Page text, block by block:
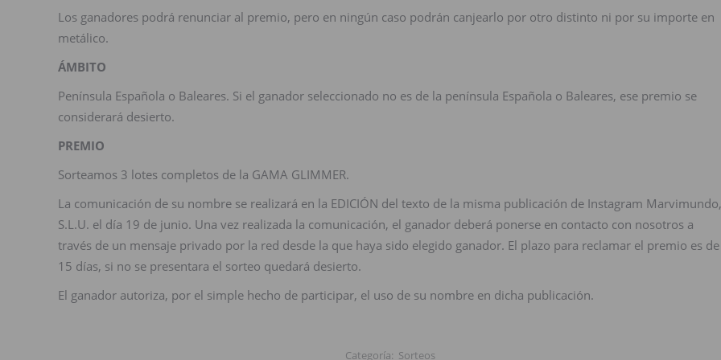
Los ganadores podrá renunciar al premio, pero en ningún caso podrán canjearlo por otro distinto ni por su importe en
metálico.
ÁMBITO
Península Española o Baleares. Si el ganador seleccionado no es de la península Española o Baleares, ese premio se
considerará desierto.
PREMIO
Sorteamos 3 lotes completos de la GAMA GLIMMER.
La comunicación de su nombre se realizará en la EDICIÓN del texto de la misma publicación de Instagram Marvimundo,
S.L.U. el día 19 de junio. Una vez realizada la comunicación, el ganador deberá ponerse en contacto con nosotros a
través de un mensaje privado por la red desde la que haya sido elegido ganador. El plazo para reclamar el premio es de
15 días, si no se presentara el sorteo quedará desierto.
El ganador autoriza, por el simple hecho de participar, el uso de su nombre en dicha publicación.
Categoría: Sorteos